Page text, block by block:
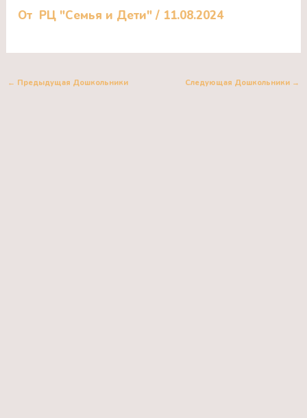
От РЦ "Семья и Дети"/ 11.08.2024
← Предыдущая Дошкольники Следующая Дошкольники →